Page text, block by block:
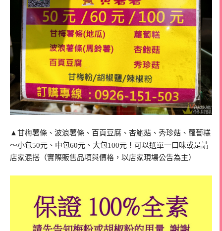
▲甘梅薯條、波浪薯條、百頁豆腐、杏鮑菇、秀珍菇、蘿蔔糕
～小包50元、中包60元、大包100元！可以選單一口味或是請
店家混搭（實際販售品項與價格，以店家現場公告為主）